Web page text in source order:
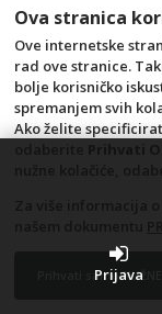
Raskid ugovora –
Ova stranica
Ove internetske
rad ove stranice.
bolje korisničko
spremanjem svih
Ako želite
Prihvati samo NUŽNE
Prijava